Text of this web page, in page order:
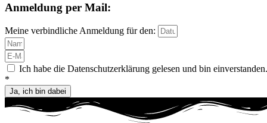
Anmeldung per Mail:
Meine verbindliche Anmeldung für den:
Ich habe die Datenschutzerklärung gelesen und bin einverstanden.
*
Ja, ich bin dabei